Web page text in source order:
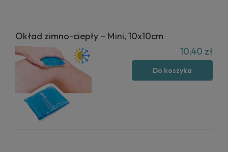
Okład zimno-ciepły – Mini, 10x10cm
10,40 zł
Do koszyka